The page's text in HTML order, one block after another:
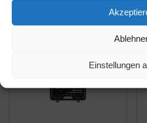
Einstellungen